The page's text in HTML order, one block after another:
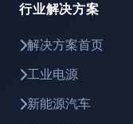
行业解决方案
解决方案首页
工业电源
新能源汽车